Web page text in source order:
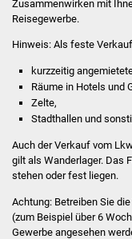
Zusammenwirken mit
Reisegewerbe.
Hinweis:Als feste
kurzzeitig
Räume in Hotels und
Zelte,
Stadthallen und
Auch der Verkauf vom
gilt als Wanderlager. Das
stehen oder fest liegen.
Achtung: Betreiben Sie
(zum Beispiel über 6
Gewerbe angesehen